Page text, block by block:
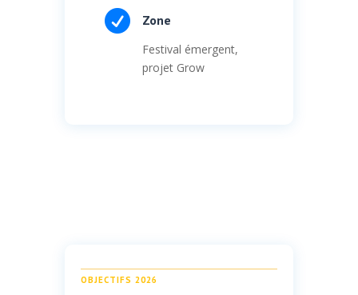
 Zone
Festival émergent,
projet Grow
OBJECTIFS 2026